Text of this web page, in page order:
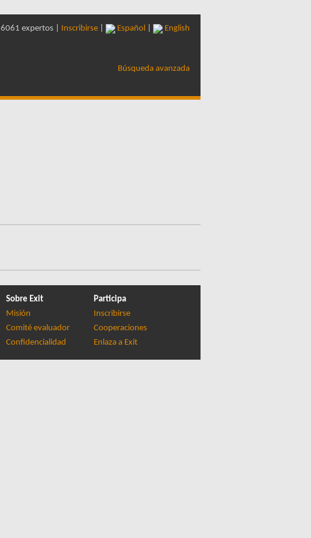
6061 expertos | Inscribirse Español English
Búsqueda avanzada
Sobre Exit
Misión
Comité evaluador
Confidencialidad
Participa
Inscribirse
Cooperaciones
Enlaza a Exit